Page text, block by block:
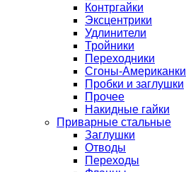
Контргайки
Эксцентрики
Удлинители
Тройники
Переходники
Сгоны-Американки
Пробки и заглушки
Прочее
Накидные гайки
Приварные стальные
Заглушки
Отводы
Переходы